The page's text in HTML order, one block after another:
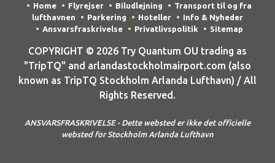
Home Flyrejser Biludlejning
Transport til og fra
lufthavnen
Parkering Hoteller
Info & Nyheder
Ansvarsfraskrivelse
Privatlivspolitik Sitemap
COPYRIGHT © 2026 Try Quantum OU trading as
"TripTQ" and arlandastockholmairport.com (also
known as TripTQ Stockholm Arlanda Lufthavn) / All
Rights Reserved.
ANSVARSFRASKRIVELSE - Dette websted er ikke det officielle
websted for Stockholm Arlanda Lufthavn